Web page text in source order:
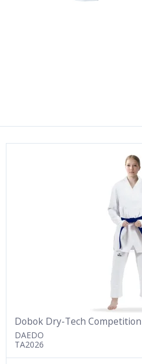
Dobok Dry-Tech
DAEDO
TA2026